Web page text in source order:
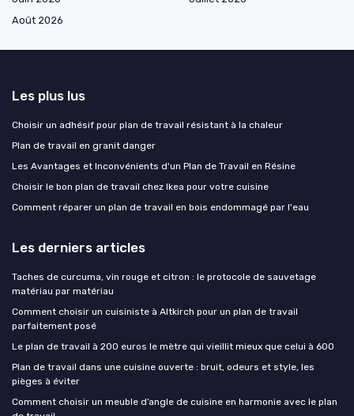
Août 2026
Les plus lus
Choisir un adhésif pour plan de travail résistant à la chaleur
Plan de travail en granit danger
Les Avantages et Inconvénients d'un Plan de Travail en Résine
Choisir le bon plan de travail chez Ikea pour votre cuisine
Comment réparer un plan de travail en bois endommagé par l'eau
Les derniers articles
Taches de curcuma, vin rouge et citron : le protocole de sauvetage
matériau par matériau
Comment choisir un cuisiniste à Altkirch pour un plan de travail
parfaitement posé
Le plan de travail à 200 euros le mètre qui vieillit mieux que celui à 600
Plan de travail dans une cuisine ouverte : bruit, odeurs et style, les
pièges à éviter
Comment choisir un meuble d’angle de cuisine en harmonie avec le plan